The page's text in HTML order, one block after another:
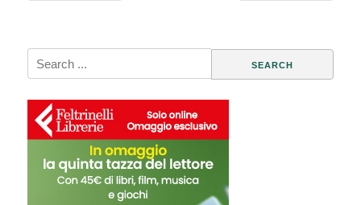
Search
for: